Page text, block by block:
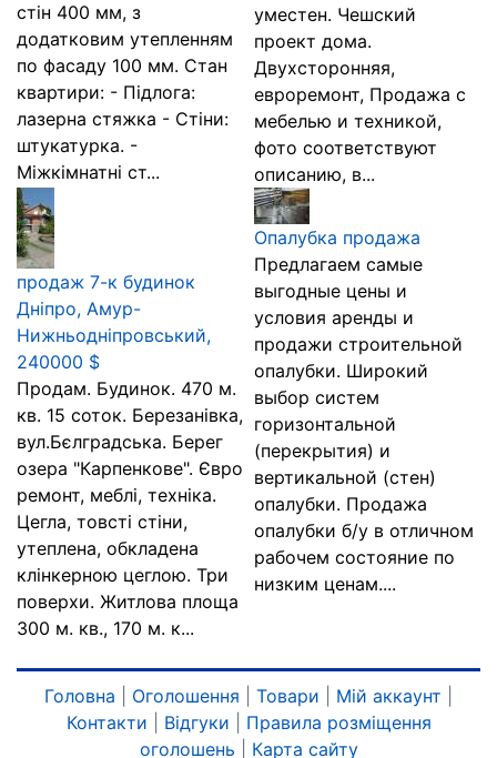
стін 400 мм, з
додатковим утепленням
по фасаду 100 мм. Стан
квартири: - Підлога:
лазерна стяжка - Стіни:
штукатурка. -
Міжкімнатні ст...
уместен. Чешский
проект дома.
Двухсторонняя,
евроремонт, Продажа с
мебелью и техникой,
фото соответствуют
описанию, в...
продаж 7-к будинок
Дніпро, Амур-
Нижньодніпровський,
240000 $
Продам. Будинок. 470 м.
кв. 15 соток. Березанівка,
вул.Бєлградська. Берег
озера "Карпенкове". Євро
ремонт, меблі, техніка.
Цегла, товсті стіни,
утеплена, обкладена
клінкерною цеглою. Три
поверхи. Житлова площа
300 м. кв., 170 м. к...
Опалубка продажа
Предлагаем самые
выгодные цены и
условия аренды и
продажи строительной
опалубки. Широкий
выбор систем
горизонтальной
(перекрытия) и
вертикальной (стен)
опалубки. Продажа
опалубки б/у в отличном
рабочем состояние по
низким ценам....
Головна Оголошення Товари Мій аккаунт
Контакти
Відгуки
Правила розміщення
оголошень
Карта сайту